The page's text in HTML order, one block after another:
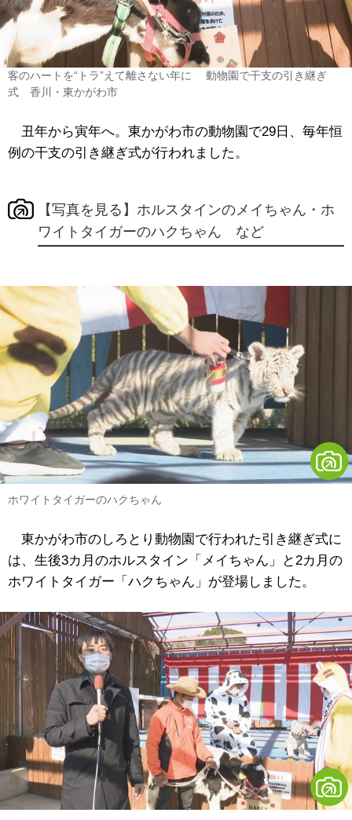
客のハートを“トラ”えて離さない年に 動物園で干支の引き継ぎ
式 香川・東かがわ市
丑年から寅年へ。東かがわ市の動物園で29日、毎年恒
例の干支の引き継ぎ式が行われました。
【写真を見る】ホルスタインのメイちゃん・ホ
ワイトタイガーのハクちゃん など
ホワイトタイガーのハクちゃん
東かがわ市のしろとり動物園で行われた引き継ぎ式に
は、生後3カ月のホルスタイン「メイちゃん」と2カ月の
ホワイトタイガー「ハクちゃん」が登場しました。